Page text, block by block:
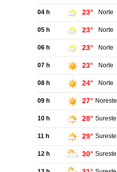
04 h 23° Norte
05 h 23° Norte
06 h 23° Norte
07 h 23° Norte
08 h 24° Norte
09 h 27° Noreste
10 h 28° Sureste
11 h 29° Sureste
12 h 30° Sureste